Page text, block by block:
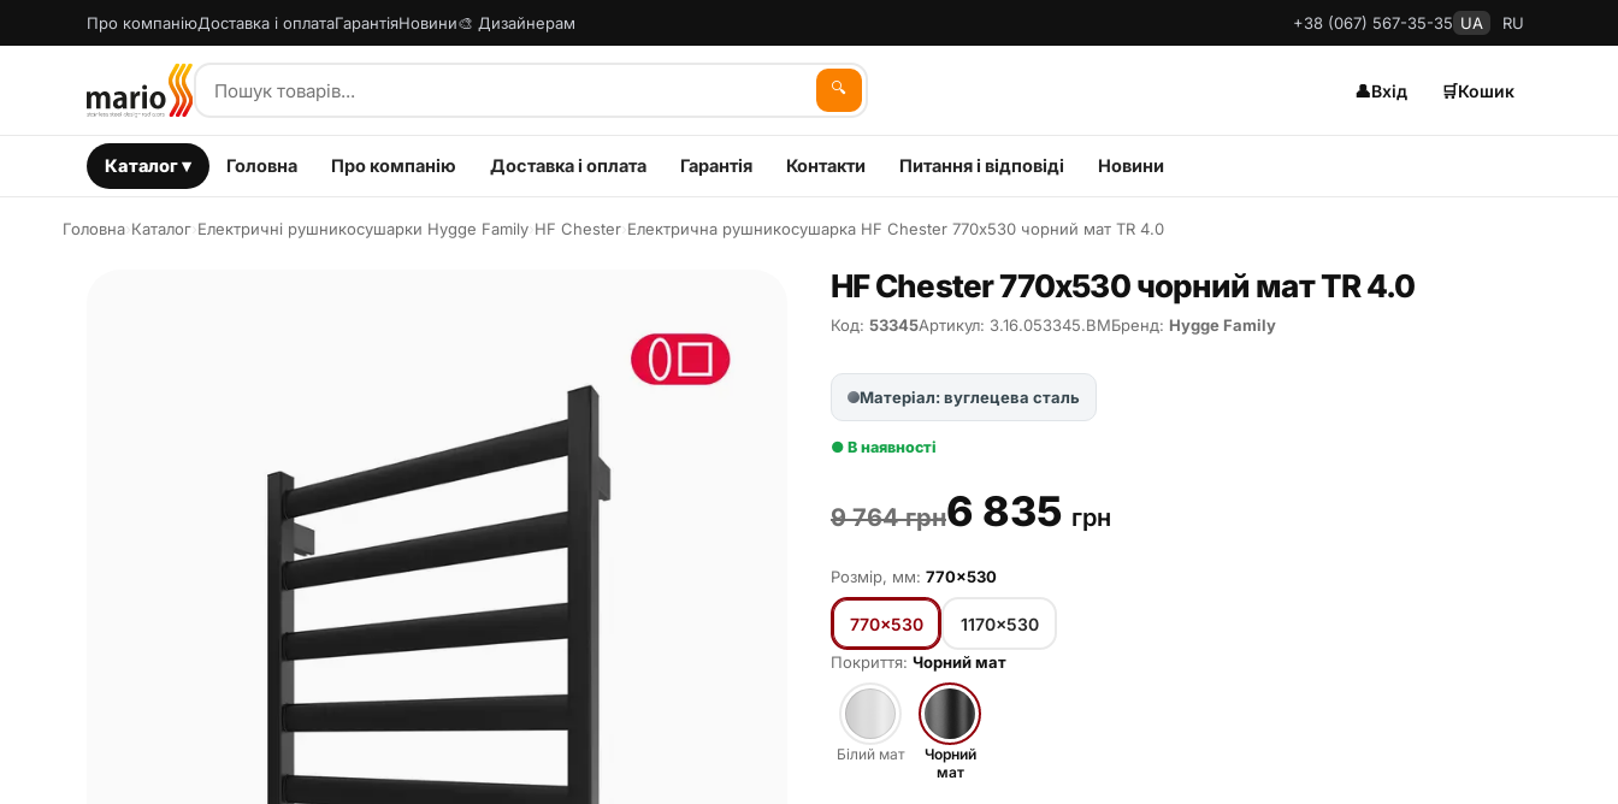
Про компаніюДоставка і оплатаГарантіяНовини🎨 Дизайнерам +38 (067) 567-35-35 UA RU
🔍 👤Вхід 🛒Кошик
Каталог ▾ Головна Про компанію Доставка і оплата Гарантія Контакти Питання і відповіді Новини
Головна Каталог Електричні рушникосушарки Hygge Family HF Chester Електрична рушникосушарка HF Chester 770х530 чорний мат TR 4.0
HF Chester 770х530 чорний мат TR 4.0
Код: 53345Артикул: 3.16.053345.BMБренд: Hygge Family
Матеріал: вуглецева сталь
● В наявності
9 764 грн6 835 грн
Розмір, мм: 770×530
770×530 1170×530
Покриття: Чорний мат
Білий мат
Чорний
мат